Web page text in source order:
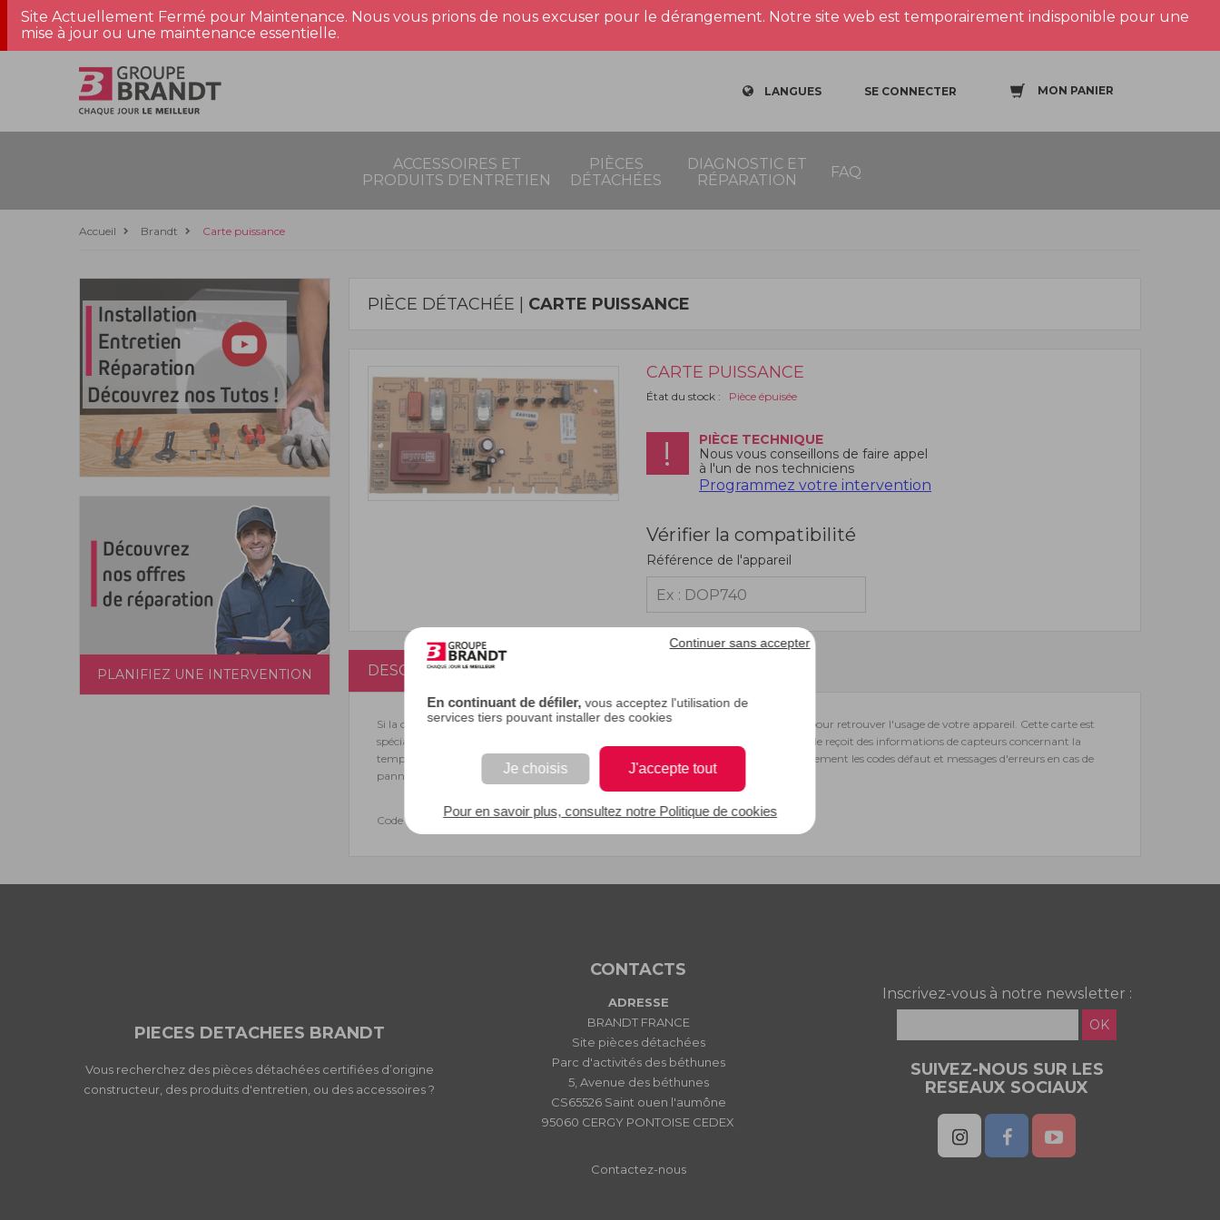
En continuant de défiler, vous acceptez l'utilisation de
services tiers pouvant installer des cookies
Je choisis J'accepte tout
Continuer sans accepter
Pour en savoir plus, consultez notre Politique de cookies
Site Actuellement Fermé pour Maintenance. Nous vous prions de nous excuser pour le dérangement. Notre site web est temporairement indisponible pour une
mise à jour ou une maintenance essentielle.
LANGUES SE CONNECTER MON PANIER
ACCESSOIRES ET
PRODUITS D'ENTRETIEN
PIÈCES
DÉTACHÉES
DIAGNOSTIC ET
RÉPARATION
FAQ
Accueil Brandt Carte puissance
PLANIFIEZ UNE INTERVENTION
PIÈCE DÉTACHÉE | CARTE PUISSANCE
CARTE PUISSANCE
État du stock : Pièce épuisée
PIÈCE TECHNIQUE
Nous vous conseillons de faire appel
à l'un de nos techniciens
Programmez votre intervention
Vérifier la compatibilité
Référence de l'appareil
DESCRIPTION
Si la carte de puissance de votre four ne fonctionne plus, il vous faudra la remplacer pour retrouver l'usage de votre appareil. Cette carte est
spécialement conçue pour chaque appareil. Elle en constitue le module de gestion. Elle reçoit des informations de capteurs concernant la
température et déroule le programme de votre four en conséquence (elle affiche également les codes défaut et messages d'erreurs en cas de
panne, à rapprocher de la documentation technique fournie par le constructeur).
Code EAN : 3251430539371
PIECES DETACHEES BRANDT
Vous recherchez des pièces détachées certifiées d’origine
constructeur, des produits d'entretien, ou des accessoires ?
CONTACTS
ADRESSE
BRANDT FRANCE
Site pièces détachées
Parc d'activités des béthunes
5, Avenue des béthunes
CS65526 Saint ouen l'aumône
95060 CERGY PONTOISE CEDEX
Contactez-nous
Inscrivez-vous à notre newsletter :
OK
SUIVEZ-NOUS SUR LES
RESEAUX SOCIAUX